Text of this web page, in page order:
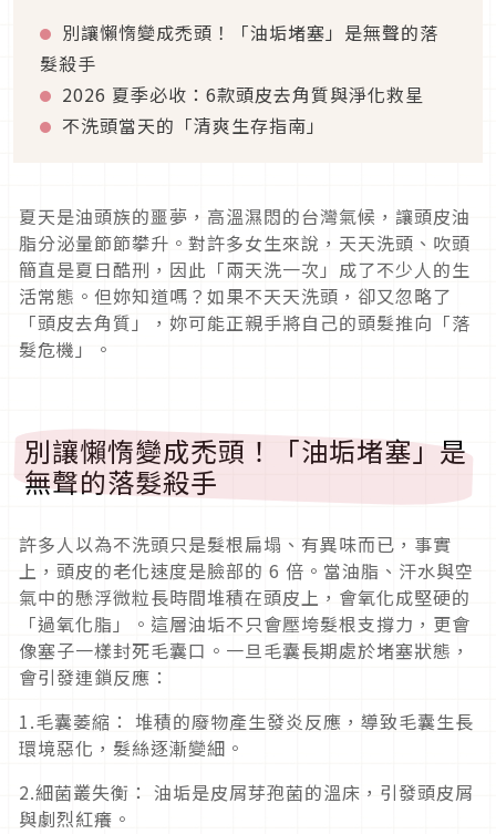
別讓懶惰變成禿頭！「油垢堵塞」是無聲的落
髮殺手
2026 夏季必收：6款頭皮去角質與淨化救星
不洗頭當天的「清爽生存指南」
夏天是油頭族的噩夢，高溫濕悶的台灣氣候，讓頭皮油
脂分泌量節節攀升。對許多女生來說，天天洗頭、吹頭
簡直是夏日酷刑，因此「兩天洗一次」成了不少人的生
活常態。但妳知道嗎？如果不天天洗頭，卻又忽略了
「頭皮去角質」，妳可能正親手將自己的頭髮推向「落
髮危機」。
別讓懶惰變成禿頭！「油垢堵塞」是
無聲的落髮殺手
許多人以為不洗頭只是髮根扁塌、有異味而已，事實
上，頭皮的老化速度是臉部的 6 倍。當油脂、汗水與空
氣中的懸浮微粒長時間堆積在頭皮上，會氧化成堅硬的
「過氧化脂」。這層油垢不只會壓垮髮根支撐力，更會
像塞子一樣封死毛囊口。一旦毛囊長期處於堵塞狀態，
會引發連鎖反應：
1.毛囊萎縮： 堆積的廢物產生發炎反應，導致毛囊生長
環境惡化，髮絲逐漸變細。
2.細菌叢失衡： 油垢是皮屑芽孢菌的溫床，引發頭皮屑
與劇烈紅癢。